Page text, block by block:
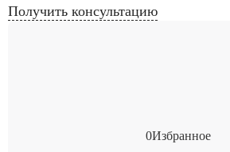
Получить консультацию
0Избранное